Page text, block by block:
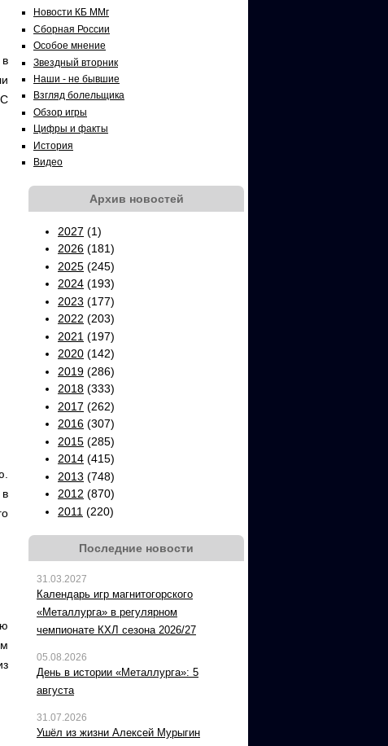
Новости КБ ММг
Сборная России
Особое мнение
Звездный вторник
Наши - не бывшие
Взгляд болельщика
Обзор игры
Цифры и факты
История
Видео
Архив новостей
2027 (1)
2026 (181)
2025 (245)
2024 (193)
2023 (177)
2022 (203)
2021 (197)
2020 (142)
2019 (286)
2018 (333)
2017 (262)
2016 (307)
2015 (285)
2014 (415)
2013 (748)
2012 (870)
2011 (220)
Последние новости
31.03.2027
Календарь игр магнитогорского
«Металлурга» в регулярном
чемпионате КХЛ сезона 2026/27
05.08.2026
День в истории «Металлурга»: 5
августа
31.07.2026
Ушёл из жизни Алексей Мурыгин